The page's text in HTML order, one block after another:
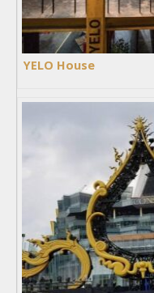
YELO House